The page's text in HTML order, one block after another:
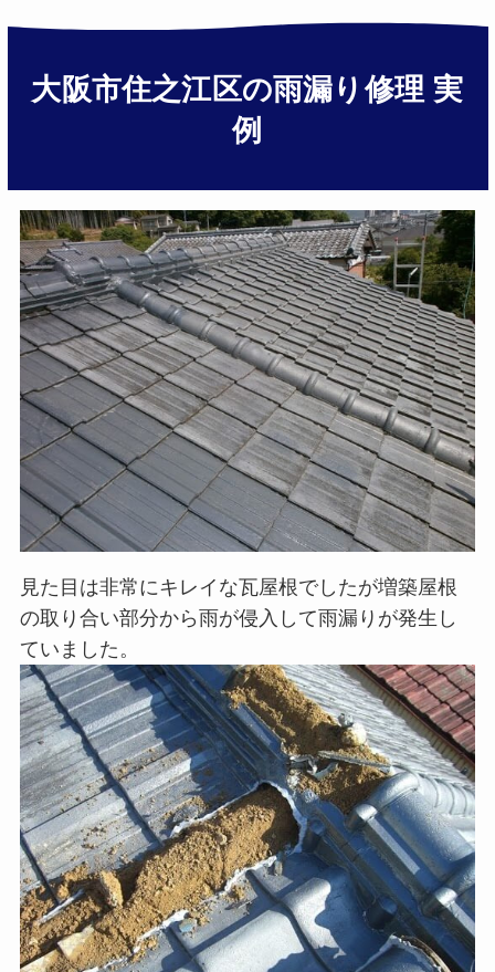
大阪市住之江区の雨漏り修理 実
例
見た目は非常にキレイな瓦屋根でしたが増築屋根
の取り合い部分から雨が侵入して雨漏りが発生し
ていました。